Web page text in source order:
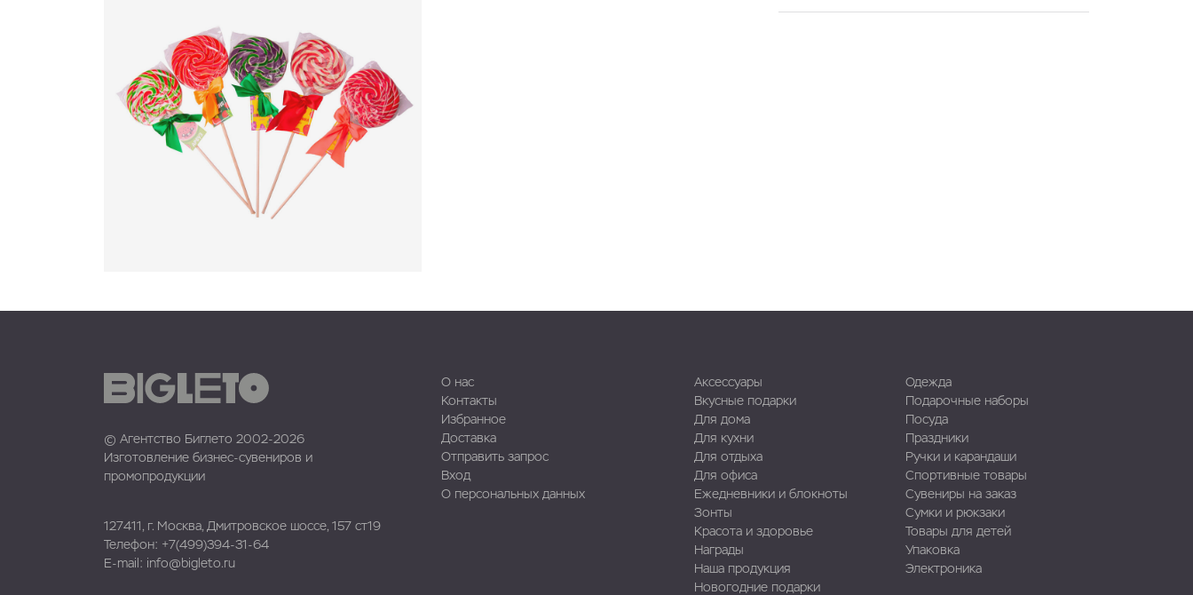
© Агентство Биглето 2002-2026
Изготовление бизнес-сувениров и
промопродукции
127411, г. Москва, Дмитровское шоссе, 157 ст19
Телефон: +7(499)394-31-64
E-mail: info@bigleto.ru
О нас
Контакты
Избранное
Доставка
Отправить запрос
Вход
О персональных данных
Аксессуары
Вкусные подарки
Для дома
Для кухни
Для отдыха
Для офиса
Ежедневники и блокноты
Зонты
Красота и здоровье
Награды
Наша продукция
Новогодние подарки
Одежда
Подарочные наборы
Посуда
Праздники
Ручки и карандаши
Спортивные товары
Сувениры на заказ
Сумки и рюкзаки
Товары для детей
Упаковка
Электроника